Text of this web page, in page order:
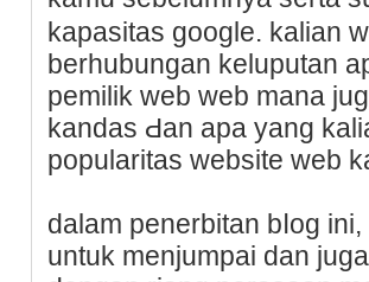
kapasitas gooɡle. kalian
berhubungan keluputan
pemilik web web mana
kandas Ԁan apa yang
popularitas website web
dalam penerbitan bⅼοg
untuk menjumpai dan